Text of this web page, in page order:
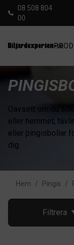
08 508 804
00
Oavsett om du
eller hemmet,
eller pingisbollar
dig.
Hem / Pingis /
Filtrera